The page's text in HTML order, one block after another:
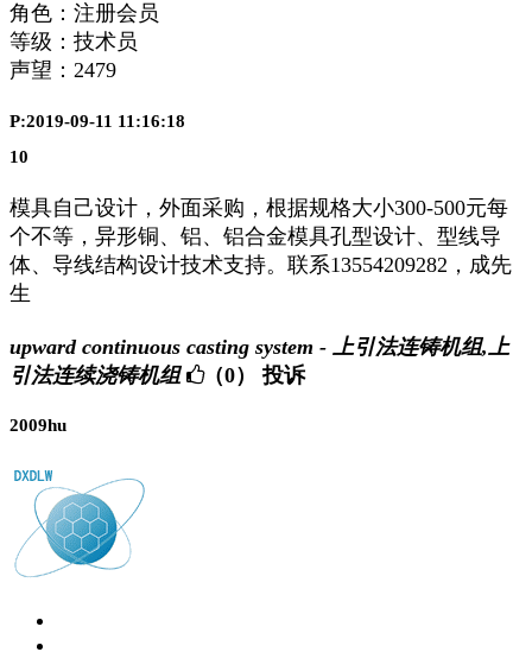
角色：注册会员
等级：技术员
声望： 2479
P:2019-09-11 11:16:18
10
模具自己设计，外面采购，根据规格大小300-500元每
个不等，异形铜、铝、铝合金模具孔型设计、型线导
体、导线结构设计技术支持。联系13554209282，成先
生
upward continuous casting system - 上引法连铸机组,上
引法连续浇铸机组
（0） 投诉
2009hu